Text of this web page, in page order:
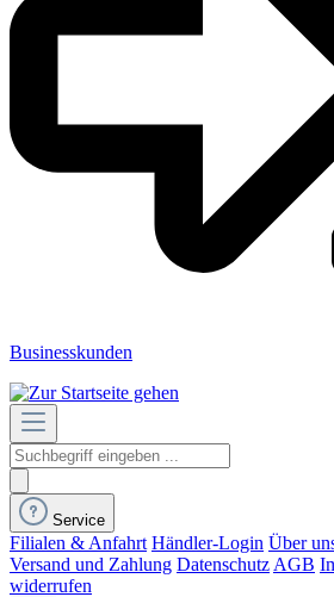
Businesskunden
Service
Filialen & Anfahrt Händler-Login Über
Versand und Zahlung Datenschutz AGB
widerrufen